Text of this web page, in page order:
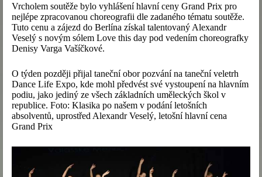
Vrcholem soutěže bylo vyhlášení hlavní ceny Grand Prix pro
nejlépe zpracovanou choreografii dle zadaného tématu soutěže.
Tuto cenu a zájezd do Berlína získal talentovaný Alexandr
Veselý s novým sólem Love this day pod vedením choreografky
Denisy Varga Vašíčkové.
O týden později přijal taneční obor pozvání na taneční veletrh
Dance Life Expo, kde mohl předvést své vystoupení na hlavním
podiu, jako jediný ze všech základních uměleckých škol v
republice. Foto: Klasika po našem v podání letošních
absolventů, uprostřed Alexandr Veselý, letošní hlavní cena
Grand Prix